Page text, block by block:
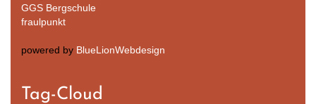
GGS Bergschule
fraulpunkt
powered by BlueLionWebdesign
Tag-Cloud